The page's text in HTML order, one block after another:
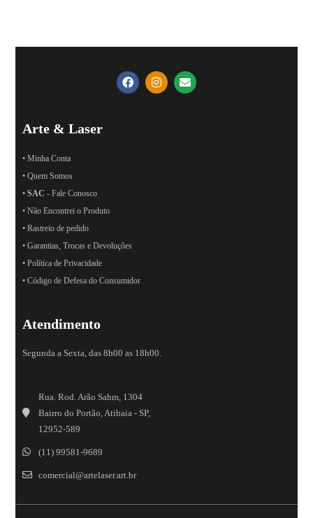
Arte & Laser
• Minha Conta
• Quem Somos
•SAC - Fale Conosco
• Não Encontrei o Produto
• Rastreio de pedido
• Garantias, Trocas e Devoluções
• Política de Privacidade
• Código de Defesa do Consumidor
Atendimento
Segunda a Sexta, das 8h00 as 18h00.
Rua. Rod. Arão Sahm, 1304
Bairro do Portão, Atibaia - SP,
12952-589
(11) 99581-9689
comercial@artelaser.art.br